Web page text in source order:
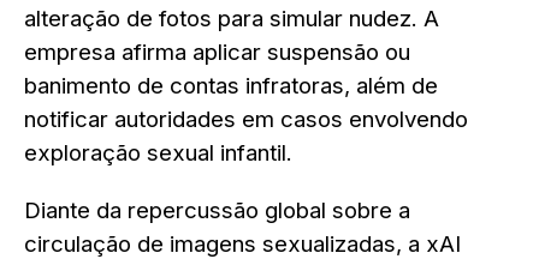
alteração de fotos para simular nudez. A
empresa afirma aplicar suspensão ou
banimento de contas infratoras, além de
notificar autoridades em casos envolvendo
exploração sexual infantil.
Diante da repercussão global sobre a
circulação de imagens sexualizadas, a xAI